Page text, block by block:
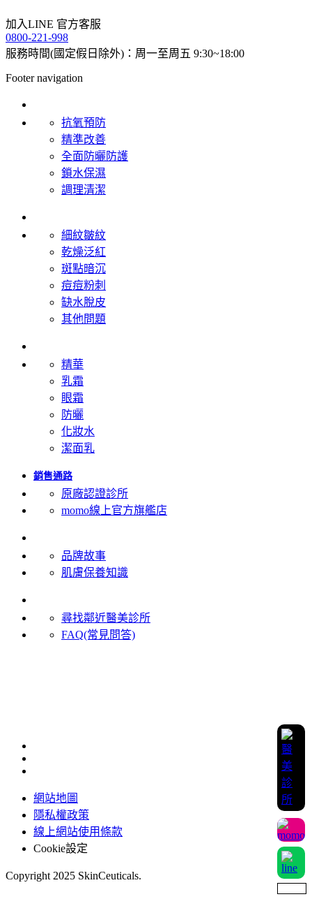
加入LINE 官方客服
0800-221-998
服務時間(國定假日除外)：周一至周五 9:30~18:00
Footer navigation
抗氧預防
精準改善
全面防曬防護
鎖水保濕
調理清潔
細紋皺紋
乾燥泛紅
斑點暗沉
痘痘粉刺
缺水脫皮
其他問題
精華
乳霜
眼霜
防曬
化妝水
潔面乳
銷售通路
原廠認證診所
momo線上官方旗艦店
品牌故事
肌膚保養知識
尋找鄰近醫美診所
FAQ(常見問答)
網站地圖
隱私權政策
線上網站使用條款
Cookie設定
Copyright 2025 SkinCeuticals.